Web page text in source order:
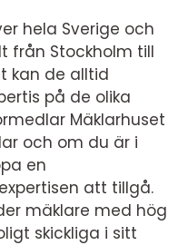
hela Sverige och
från Stockholm till
kan de alltid
på de olika
Mäklarhuset
och om du är i
en
att tillgå.
mäklare med hög
skickliga i sitt